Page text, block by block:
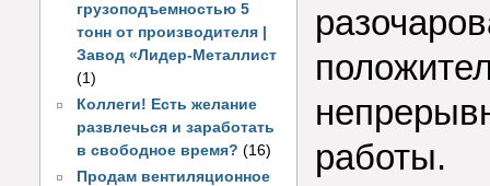
грузоподъемностью 5
тонн от производителя |
Завод «Лидер-Металлист
(1)
Коллеги! Есть желание
развлечься и заработать
в свободное время? (16)
Продам вентиляционное
работы.